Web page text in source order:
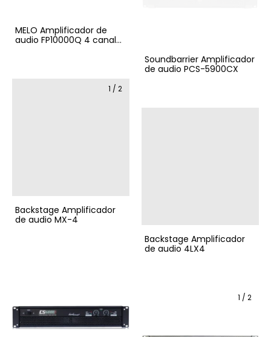
MELO Amplificador de
audio FP10000Q 4 canales
Soundbarrier Amplificador
de audio PCS-5900CX
1 / 2
Backstage Amplificador
de audio MX-4
Backstage Amplificador
de audio 4LX4
1 / 2